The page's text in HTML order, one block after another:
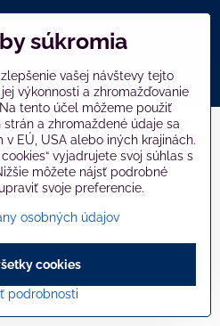
Copyright
BiznisWeb.sk
súkromia
vašej návštevy tejto
výkonnosti a zhromažďovanie
tento účel môžeme použiť
a zhromaždené údaje sa
EÚ, USA alebo iných krajinách.
vyjadrujete svoj súhlas s
môžete nájsť podrobné
svoje preferencie.
osobných údajov
podrobnosti
cookies